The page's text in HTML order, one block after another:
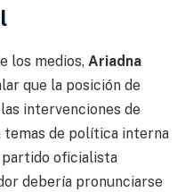
los medios, Ariadna
que la posición de
intervenciones de
de política interna
partido oficialista
debería pronunciarse